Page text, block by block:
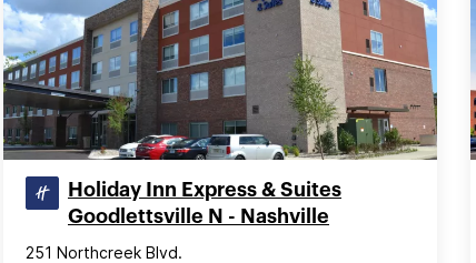
Holiday Inn Express & Suites
Goodlettsville N - Nashville
251 Northcreek Blvd.